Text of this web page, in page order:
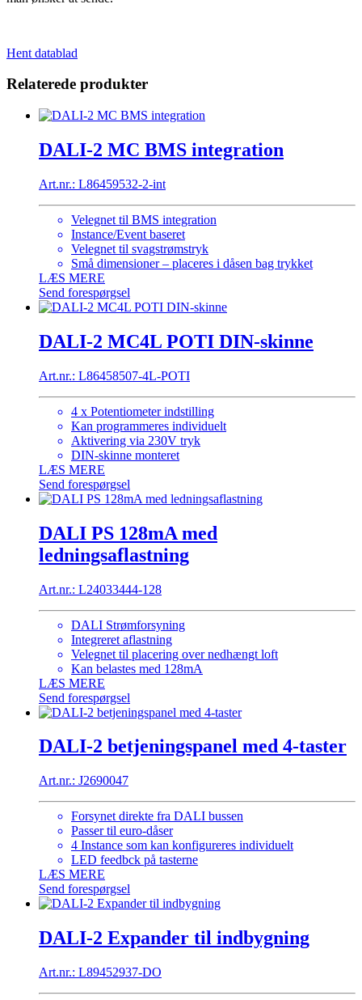
Hent datablad
Relaterede produkter
DALI-2 MC BMS integration
Art.nr.: L86459532-2-int
Velegnet til BMS integration
Instance/Event baseret
Velegnet til svagstrømstryk
Små dimensioner – placeres i dåsen bag trykket
LÆS MERE
Send forespørgsel
DALI-2 MC4L POTI DIN-skinne
Art.nr.: L86458507-4L-POTI
4 x Potentiometer indstilling
Kan programmeres individuelt
Aktivering via 230V tryk
DIN-skinne monteret
LÆS MERE
Send forespørgsel
DALI PS 128mA med
ledningsaflastning
Art.nr.: L24033444-128
DALI Strømforsyning
Integreret aflastning
Velegnet til placering over nedhængt loft
Kan belastes med 128mA
LÆS MERE
Send forespørgsel
DALI-2 betjeningspanel med 4-taster
Art.nr.: J2690047
Forsynet direkte fra DALI bussen
Passer til euro-dåser
4 Instance som kan konfigureres individuelt
LED feedbck på tasterne
LÆS MERE
Send forespørgsel
DALI-2 Expander til indbygning
Art.nr.: L89452937-DO